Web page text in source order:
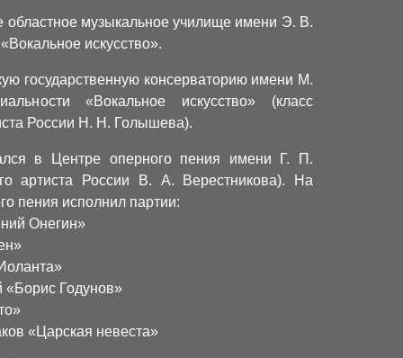
областное музыкальное училище имени Э. В.
искусство».
государственную консерваторию имени М.
«Вокальное искусство» (класс
России Н. Н. Голышева).
в Центре оперного пения имени Г. П.
артиста России В. А. Верестникова). На
пения исполнил партии:
Онегин»
«Борис Годунов»
«Царская невеста»